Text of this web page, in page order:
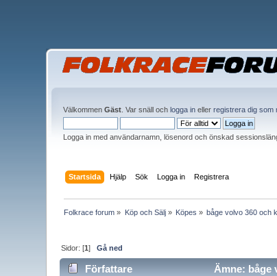
VälkommenGäst . Var snäll ochlogga in ellerregistrera dig som
Logga in med användarnamn, lösenord och önskad
Startsida Hjälp Sök Logga in Registrera
Folkrace forum » Köp och Sälj» Köpes » båge volvo 360 och
Sidor: [1]Gå ned
Författare Ämne: båge